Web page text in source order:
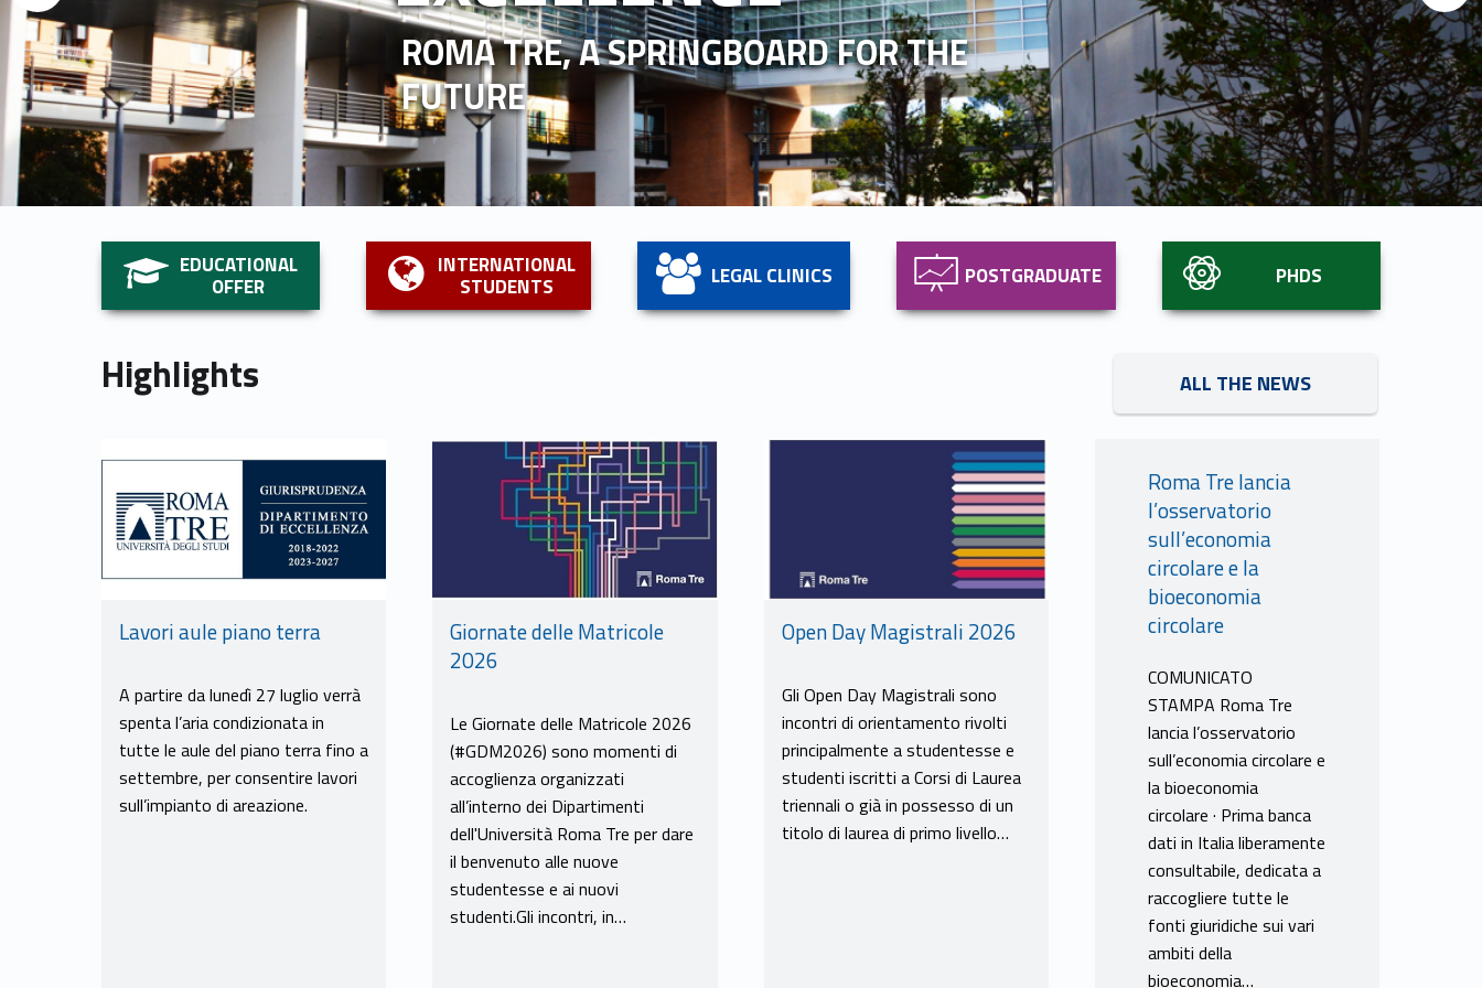
ROMA TRE, A SPRINGBOARD FOR THE
FUTURE
Link identifier #identifier__154292-1
EDUCATIONAL
OFFER
Link identifier #identifier__12568-2
INTERNATIONAL
STUDENTS
Link identifier #identifier__119062-3
LEGAL CLINICS
Link identifier #identifier__36368-4
POSTGRADUATE
Link identifier #identifier__192881-5
PHDS
Highlights ALL THE NEWS
Lavori aule piano terra
A partire da lunedì 27 luglio verrà
spenta l’aria condizionata in
tutte le aule del piano terra fino a
settembre, per consentire lavori
sull’impianto di areazione.
Link identifier #identifier__68623-8
Giornate delle Matricole
2026
Le Giornate delle Matricole 2026
(#GDM2026) sono momenti di
accoglienza organizzati
all’interno dei Dipartimenti
dell'Università Roma Tre per dare
il benvenuto alle nuove
studentesse e ai nuovi
studenti.Gli incontri, in…
Link identifier #identifier__177898-9
Open Day Magistrali 2026
Gli Open Day Magistrali sono
incontri di orientamento rivolti
principalmente a studentesse e
studenti iscritti a Corsi di Laurea
triennali o già in possesso di un
titolo di laurea di primo livello…
Roma Tre lancia
l’osservatorio
sull’economia
circolare e la
bioeconomia
circolare
COMUNICATO
STAMPA Roma Tre
lancia l’osservatorio
sull’economia circolare e
la bioeconomia
circolare · Prima banca
dati in Italia liberamente
consultabile, dedicata a
raccogliere tutte le
fonti giuridiche sui vari
ambiti della
bioeconomia…